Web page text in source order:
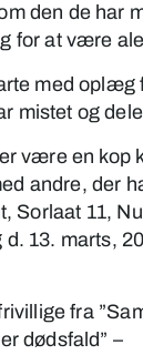
den de har
for at være
med oplæg
mistet og
være en kop
andre, der
Sorlaat 11,
d. 13. marts,
fra
dødsfald” –